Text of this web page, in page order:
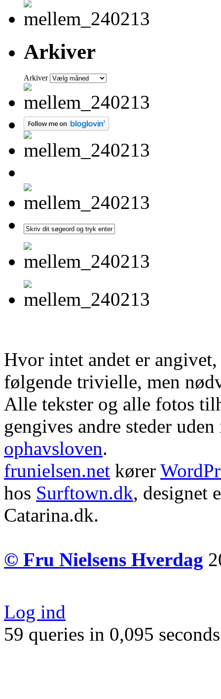
Arkiver
Arkiver
Hvor intet andet er
følgende trivielle, men
Alle tekster og alle fotos
gengives andre steder
ophavsloven.
frunielsen.net kører
hos Surftown.dk, designet
Catarina.dk.
© Fru Nielsens Hverdag
Log ind
59 queries in 0,095